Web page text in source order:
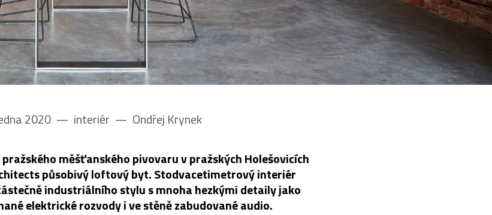
2020 –– interiér –– Ondřej Krynek
měšťanského pivovaru v pražských Holešovicích
působivý loftový byt. Stodvacetimetrový interiér
industriálního stylu s mnoha hezkými detaily jako
elektrické rozvody i ve stěně zabudované audio.